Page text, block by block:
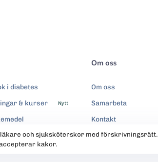
i diabetes
& kurser
Nytt
Om oss
Om oss
Samarbeta
Kontakt
Integritetspolicy
läkare och sjuksköterskor med förskrivningsrätt.
kakor.